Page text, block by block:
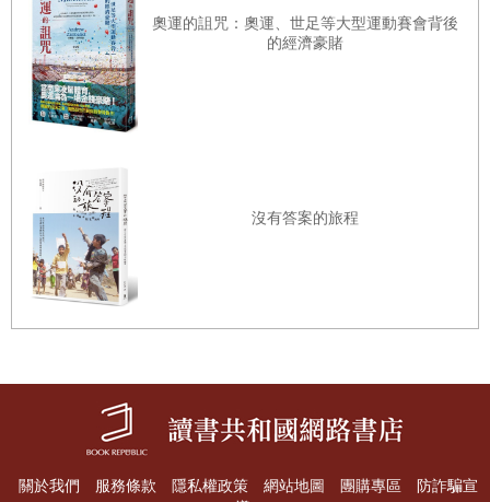
於法意識的描述，都是人們的思維行動與法律產生關連的模
式。在糾紛的互動及協商過程中，人們的敘事
呈現了體驗、理解與運用法律的方式，包括想像法律制度、
運用法律邏輯等，與法律相關的感知、決策，及其背後的世
扮演重要角色，這些呈現在敘事的論述觀點都是權力鑲嵌於
認知模板的方式。
由於社會的多元化發展，認知模板形成也有多元化的現象。
而在經常彼此矛盾的多元認知模板間，人們法意識的認知與
板的思維與行動，形塑了法律作為一種文化實踐的樣貌。因
此，權力的認知模板形塑了敘事觀點，多元化的認知模板衍
生出多樣化的法意識，而在人們多樣化的法意識之文化實踐
中，同時也建構了社會關係。
奧運的詛咒：奧運、世足等大型運動賽會背後
的經濟豪賭
沒有答案的旅程
關於我們 服務條款 隱私權政策 網站地圖 團購專區
防詐騙宣